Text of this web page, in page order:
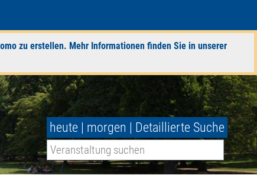
zu erstellen. Mehr Informationen finden Sie in unserer
heute | morgen | Detaillierte Suche